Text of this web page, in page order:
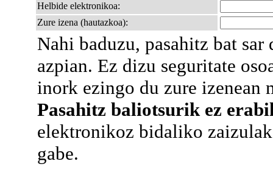
Helbide elektronikoa:
Zure izena (hautazkoa):
Nahi baduzu, pasahitz bat sar
azpian. Ez dizu seguritate
inork ezingo du zure izenean
Pasahitz baliotsurik ez
elektronikoz bidaliko
gabe.